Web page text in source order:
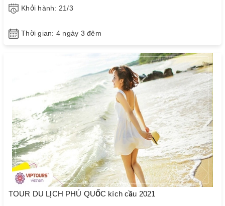
Khởi hành: 21/3
Thời gian: 4 ngày 3 đêm
TOUR DU LỊCH PHÚ QUỐC kích cầu 2021